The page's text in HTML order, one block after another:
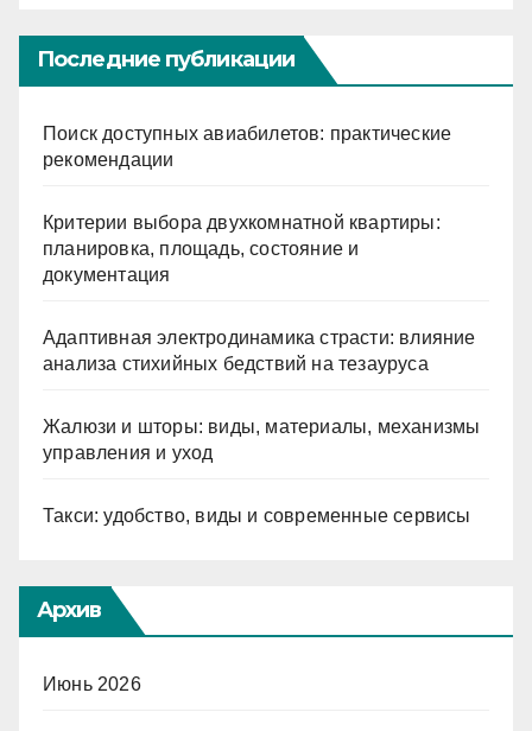
Последние публикации
Поиск доступных авиабилетов: практические
рекомендации
Критерии выбора двухкомнатной квартиры:
планировка, площадь, состояние и
документация
Адаптивная электродинамика страсти: влияние
анализа стихийных бедствий на тезауруса
Жалюзи и шторы: виды, материалы, механизмы
управления и уход
Такси: удобство, виды и современные сервисы
Архив
Июнь 2026